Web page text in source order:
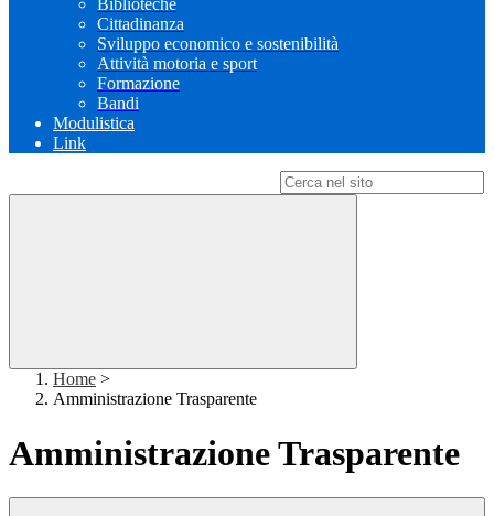
Biblioteche
Cittadinanza
Sviluppo economico e sostenibilità
Attività motoria e sport
Formazione
Bandi
Modulistica
Link
Home >
Amministrazione Trasparente
Amministrazione Trasparente